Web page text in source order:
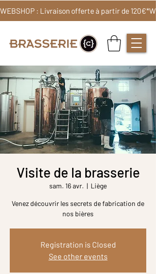
WEBSHOP : Livraison offerte à partir de 120€*
Visite de la brasserie
sam. 16 avr.
  |
Liège
Venez découvrir les secrets de fabrication de
nos bières
Registration is Closed
See other events